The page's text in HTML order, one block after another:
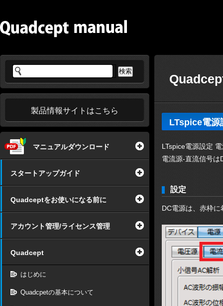
製品情報サイトはこちら
マニュアルダウンロード
スタートアップガイド
Quadceptをお使いになる前に
アカウント管理/ライセンス管理
Quadcept
はじめに
Quadcpetの基本について
LTspice電
LTspice電源設定
電流源-直流信号は
設定
DC電源は、赤枠